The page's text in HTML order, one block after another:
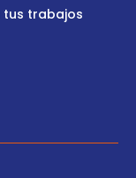
tus trabajos